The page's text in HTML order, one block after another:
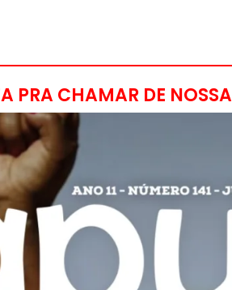
PRA CHAMAR DE NOSSA